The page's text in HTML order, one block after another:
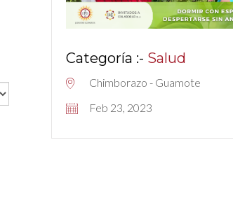
Categoría :- Salud
Chimborazo - Guamote
Feb 23, 2023